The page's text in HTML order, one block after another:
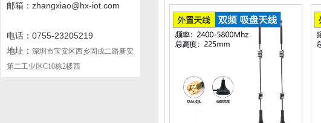
邮箱：zhangxiao@hx-iot.com
电话：0755-23205219
地址： 深圳市宝安区西乡固戍二路新安
第二工业区C10栋2楼西